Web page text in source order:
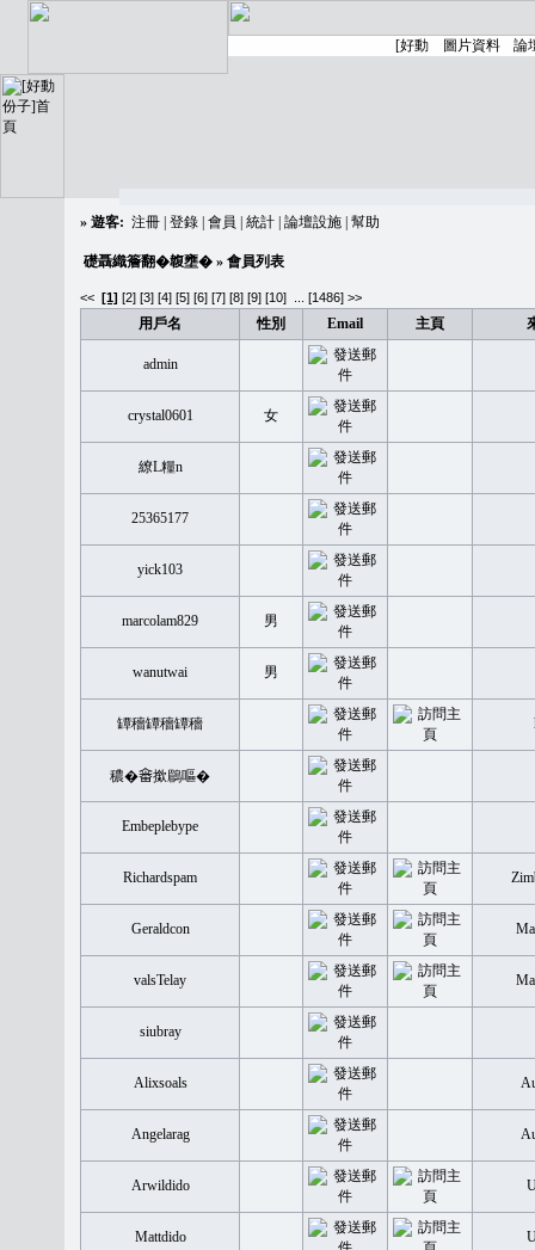
» 遊客: 注冊 登錄 會員 統計 論壇設施 幫助
礎聶織簷翻�䪖壅� » 會員列表
<< [1] [2] [3] [4] [5] [6] [7] [8] [9] [10] [1486] >>
用戶名 性別 Email 主頁
admin
crystal0601 女
繚L糧n
25365177
yick103
marcolam829 男
wanutwai 男
罈穡罈穡罈穡
穠�𤲞撳鶥嘔�
Embeplebype
Richardspam
Geraldcon
valsTelay
siubray
Alixsoals
Angelarag
Arwildido
Mattdido